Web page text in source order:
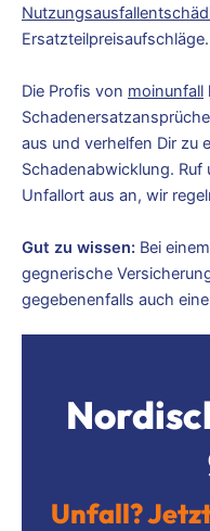
Ersatzteilpreisaufschläge.
Die Profis von moinunfall
aus und verhelfen Dir zu
Schadenabwicklung.
Unfallort aus an, wir
Gut zu wissen: Bei
gegnerische
gegebenenfalls auch
Unfall?